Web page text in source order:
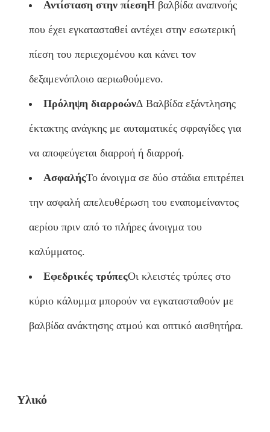
Αντίσταση στην πίεσηΗ βαλβίδα αναπνοής
που έχει εγκατασταθεί αντέχει στην εσωτερική
πίεση του περιεχομένου και κάνει τον
δεξαμενόπλοιο αεριωθούμενο.
Πρόληψη διαρροών∆ Βαλβίδα εξάντλησης
έκτακτης ανάγκης με αυτα­ματικές σφραγίδες για
να αποφεύγεται διαρροή ή διαρροή.
ΑσφαλήςΤο άνοιγμα σε δύο στάδια επιτρέπει
την ασφαλή απελευθέρωση του εναπομείναντος
αερίου πριν από το πλήρες άνοιγμα του
καλύμματος.
Εφεδρικές τρύπεςΟι κλειστές τρύπες στο
κύριο κάλυμμα μπορούν να εγκατασταθούν με
βαλβίδα ανάκτησης ατμού και οπτικό αισθητήρα.
Υλικό